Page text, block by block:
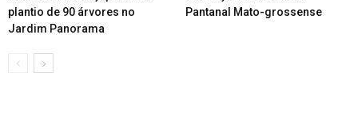
plantio de 90 árvores no
Jardim Panorama
Pantanal Mato-grossense